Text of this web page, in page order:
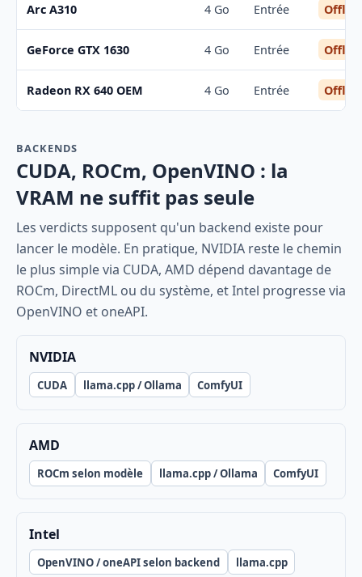
Arc A310 4 Go Entrée
GeForce GTX 1630 4 Go Entrée
Radeon RX 640 OEM 4 Go Entrée
BACKENDS
CUDA, ROCm, OpenVINO : la
VRAM ne suffit pas seule
Les verdicts supposent qu'un backend existe pour
lancer le modèle. En pratique, NVIDIA reste le chemin
le plus simple via CUDA, AMD dépend davantage de
ROCm, DirectML ou du système, et Intel progresse via
OpenVINO et oneAPI.
NVIDIA
CUDA llama.cpp / Ollama ComfyUI
AMD
ROCm selon modèle llama.cpp / Ollama ComfyUI
Intel
OpenVINO / oneAPI selon backend llama.cpp